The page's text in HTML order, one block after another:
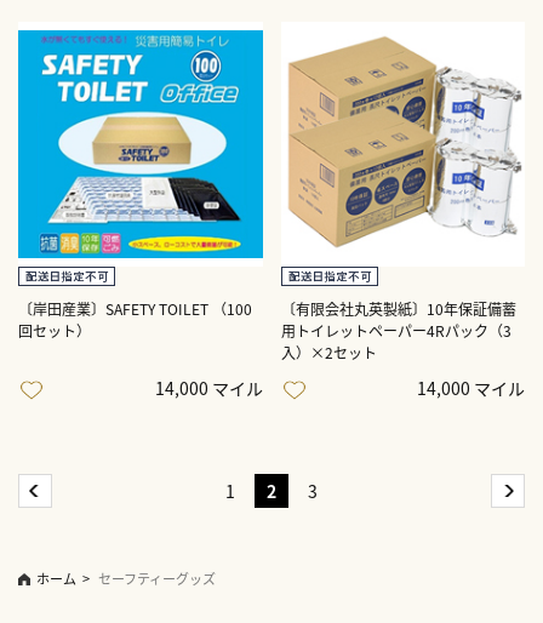
〔岸田産業〕SAFETY TOILET （100
回セット）
14,000 マイル
〔有限会社丸英製紙〕10年保証備蓄
用トイレットペーパー4Rパック（3
入）×2セット
14,000 マイル
1 2 3
ホーム > セーフティーグッズ